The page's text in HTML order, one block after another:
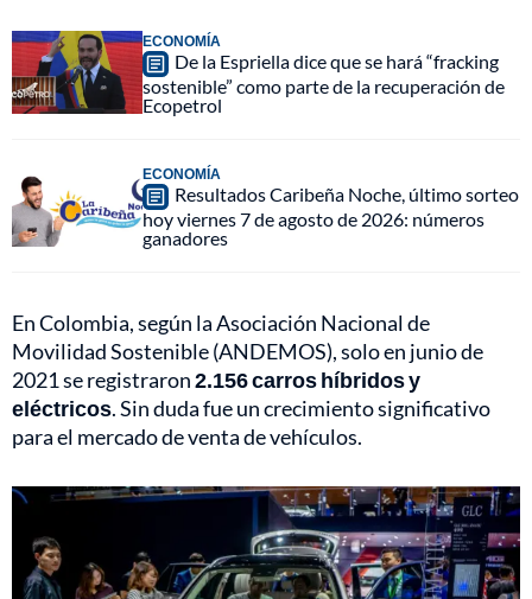
ECONOMÍA
De la Espriella dice que se hará “fracking
sostenible” como parte de la recuperación de
Ecopetrol
ECONOMÍA
Resultados Caribeña Noche, último sorteo
hoy viernes 7 de agosto de 2026: números
ganadores
En Colombia, según la Asociación Nacional de
Movilidad Sostenible (ANDEMOS), solo en junio de
2021 se registraron2.156 carros híbridos y
eléctricos. Sin duda fue un crecimiento significativo
para el mercado de venta de vehículos.